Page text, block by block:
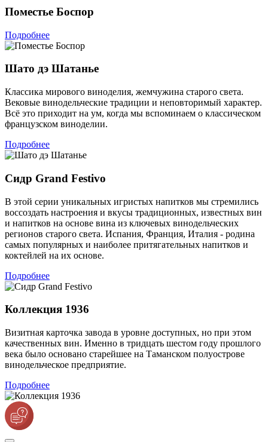
Поместье Боспор
Подробнее
Шато дэ Шатанье
Классика мирового виноделия, жемчужина старого света.
Вековые винодельческие традиции и неповторимый характер.
Всё это приходит на ум, когда мы вспоминаем о классическом
французском виноделии.
Подробнее
Сидр Grand Festivo
В этой серии уникальных игристых напитков мы стремились
воссоздать настроения и вкусы традиционных, известных вин
и напитков на основе вина из ключевых винодельческих
регионов старого света. Испания, Франция, Италия - родина
самых популярных и наиболее притягательных напитков и
коктейлей на их основе.
Подробнее
Коллекция 1936
Визитная карточка завода в уровне доступных, но при этом
качественных вин. Именно в тридцать шестом году прошлого
века было основано старейшее на Таманском полуострове
винодельческое предприятие.
Подробнее